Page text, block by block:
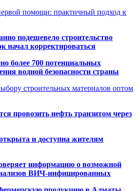
помощи: практичный подход к
подешевело строительство
начал корректироваться
более 700 потенциальных
водной безопасности страны
строительных материалов оптом
провозить нефть транзитом через
и доступна жителям
информацию о возможной
ВИЧ-инфицированных